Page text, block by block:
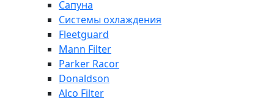
Сапуна
Системы охлаждения
Fleetguard
Mann Filter
Parker Racor
Donaldson
Alco Filter